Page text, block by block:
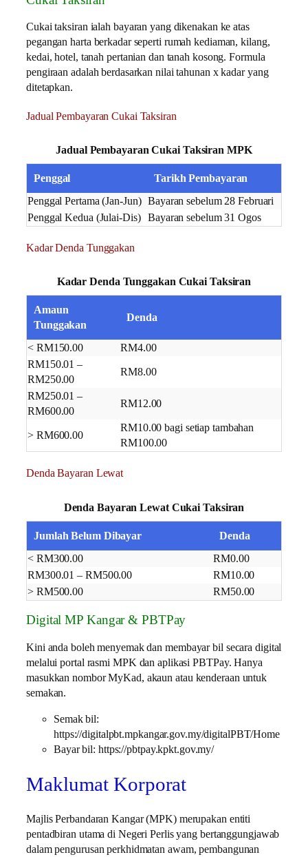
Cukai taksiran ialah bayaran yang dikenakan ke atas
pegangan harta berkadar seperti rumah kediaman, kilang,
kedai, hotel, tanah pertanian dan tanah kosong. Formula
pengiraan adalah berdasarkan nilai tahunan x kadar yang
ditetapkan.
Jadual Pembayaran Cukai Taksiran
Jadual Pembayaran Cukai Taksiran MPK
Penggal
Tarikh Pembayaran
Penggal Pertama (Jan-Jun) Bayaran sebelum 28 Februari
Penggal Kedua (Julai-Dis) Bayaran sebelum 31 Ogos
Kadar Denda Tunggakan
Kadar Denda Tunggakan Cukai Taksiran
Amaun
Tunggakan
Denda
< RM150.00
RM4.00
RM150.01 –
RM250.00
RM8.00
RM250.01 –
RM600.00
RM12.00
> RM600.00
RM10.00 bagi setiap tambahan
RM100.00
Denda Bayaran Lewat
Denda Bayaran Lewat Cukai Taksiran
Jumlah Belum Dibayar
Denda
< RM300.00
RM0.00
RM300.01 – RM500.00
RM10.00
> RM500.00
RM50.00
Digital MP Kangar & PBTPay
Kini anda boleh menyemak dan membayar bil secara digital
melalui portal rasmi MPK dan aplikasi PBTPay. Hanya
masukkan nombor MyKad, akaun atau kenderaan untuk
semakan.
Semak bil:
https://digitalpbt.mpkangar.gov.my/digitalPBT/Home
Bayar bil: https://pbtpay.kpkt.gov.my/
Maklumat Korporat
Majlis Perbandaran Kangar (MPK) merupakan entiti
pentadbiran utama di Negeri Perlis yang bertanggungjawab
dalam pengurusan perkhidmatan awam, pembangunan